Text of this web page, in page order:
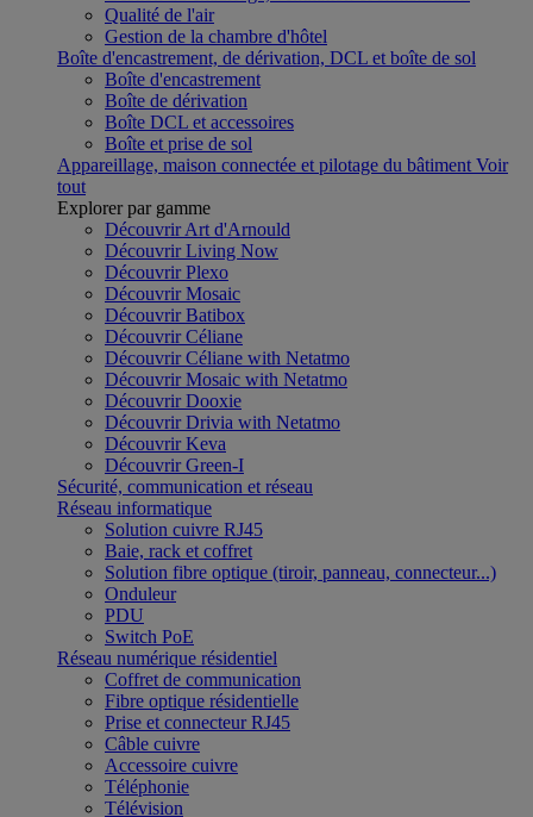
Qualité de l'air
Gestion de la chambre d'hôtel
Boîte d'encastrement, de dérivation, DCL et boîte de sol
Boîte d'encastrement
Boîte de dérivation
Boîte DCL et accessoires
Boîte et prise de sol
Appareillage, maison connectée et pilotage du bâtiment Voir
tout
Explorer par gamme
Découvrir Art d'Arnould
Découvrir Living Now
Découvrir Plexo
Découvrir Mosaic
Découvrir Batibox
Découvrir Céliane
Découvrir Céliane with Netatmo
Découvrir Mosaic with Netatmo
Découvrir Dooxie
Découvrir Drivia with Netatmo
Découvrir Keva
Découvrir Green-I
Sécurité, communication et réseau
Réseau informatique
Solution cuivre RJ45
Baie, rack et coffret
Solution fibre optique (tiroir, panneau, connecteur...)
Onduleur
PDU
Switch PoE
Réseau numérique résidentiel
Coffret de communication
Fibre optique résidentielle
Prise et connecteur RJ45
Câble cuivre
Accessoire cuivre
Téléphonie
Télévision